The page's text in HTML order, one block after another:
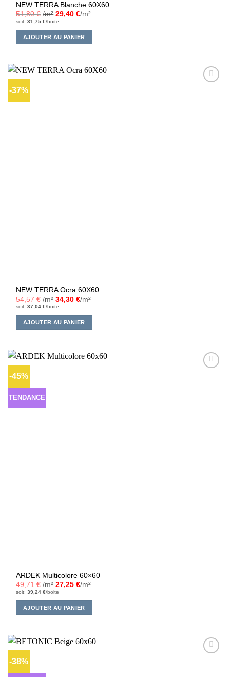
NEW TERRA Blanche 60X60
51,80€ /m² 29,40€/m²
soit:31,75€/boite
AJOUTER AU PANIER
-37%
NEW TERRA Ocra 60X60
54,57€ /m² 34,30€/m²
soit:37,04€/boite
AJOUTER AU PANIER
-45%
TENDANCE
ARDEK Multicolore 60×60
49,71€ /m² 27,25€/m²
soit:39,24€/boite
AJOUTER AU PANIER
-38%